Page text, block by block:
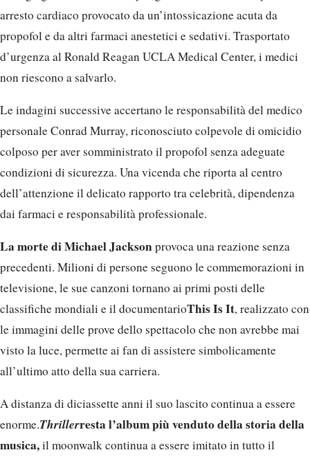
arresto cardiaco provocato da un’intossicazione acuta da
propofol e da altri farmaci anestetici e sedativi. Trasportato
d’urgenza al Ronald Reagan UCLA Medical Center, i medici
non riescono a salvarlo.
Le indagini successive accertano le responsabilità del medico
personale Conrad Murray, riconosciuto colpevole di omicidio
colposo per aver somministrato il propofol senza adeguate
condizioni di sicurezza. Una vicenda che riporta al centro
dell’attenzione il delicato rapporto tra celebrità, dipendenza
dai farmaci e responsabilità professionale.
La morte di Michael Jacksonprovoca una reazione senza
precedenti. Milioni di persone seguono le commemorazioni in
televisione, le sue canzoni tornano ai primi posti delle
classifiche mondiali e il documentarioThis Is It, realizzato con
le immagini delle prove dello spettacolo che non avrebbe mai
visto la luce, permette ai fan di assistere simbolicamente
all’ultimo atto della sua carriera.
A distanza di diciassette anni il suo lascito continua a essere
enorme.Thrillerresta l’album più venduto della storia della
musica,il moonwalk continua a essere imitato in tutto il